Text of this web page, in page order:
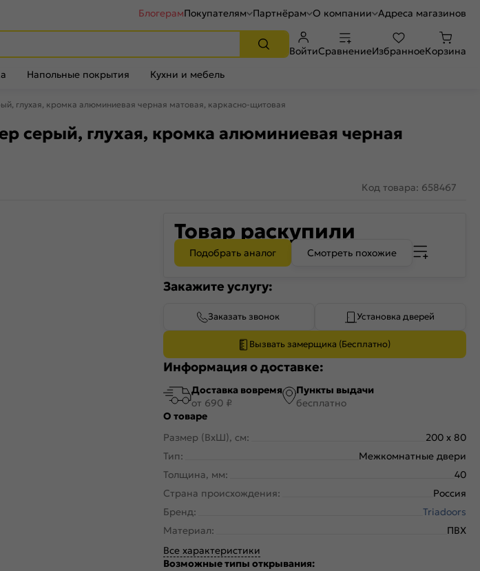
БлогерамПокупателям Партнёрам О компании Адреса магазинов
ВойтиСравнениеИзбранноеКорзина
Напольные покрытия Кухни и мебель
глухая, кромка алюминиевая черная матовая, каркасно-щитовая
серый, глухая, кромка алюминиевая черная
Код товара: 658467
Товар раскупили
Подобрать аналог Смотреть похожие
Закажите услугу:
Заказать звонок Установка дверей
Вызвать замерщика (Бесплатно)
Информация о доставке:
Доставка вовремя
от 690 ₽
Пункты выдачи
бесплатно
О товаре
Размер (ВхШ), см:
200 x 80
Тип:
Межкомнатные двери
Толщина, мм:
40
Страна происхождения:
Россия
Бренд:
Triadoors
Материал:
ПВХ
Все характеристики
Возможные типы открывания: